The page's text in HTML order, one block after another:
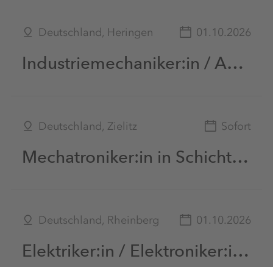
Deutschland, Heringen 01.10.2026
Industriemechaniker:in / Anlagenmechaniker:in in Schichtarbeit - Zentralwerkstatt (m/w/d)
Deutschland, Zielitz Sofort
Mechatroniker:in in Schichtarbeit unter Tage (m|w|d)
Deutschland, Rheinberg 01.10.2026
Elektriker:in / Elektroniker:in unter Tage (m|w|d)